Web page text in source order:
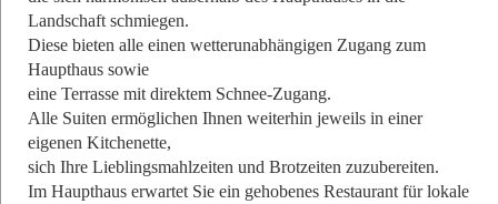
Landschaft schmiegen.
Diese bieten alle einen wetterunabhängigen Zugang zum
Haupthaus sowie
eine Terrasse mit direktem Schnee-Zugang.
Alle Suiten ermöglichen Ihnen weiterhin jeweils in einer
eigenen Kitchenette,
sich Ihre Lieblingsmahlzeiten und Brotzeiten zuzubereiten.
Im Haupthaus erwartet Sie ein gehobenes Restaurant für lokale